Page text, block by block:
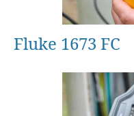
Fluke 1673 FC